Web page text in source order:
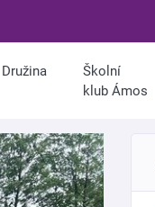
Družina
Školní
klub Ámos